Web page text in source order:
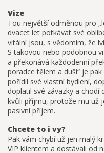
Vize
Tou největší odměnou pro
dvacet let potkávat své
vitální jsou, s vědomím, že
S takovou nebo podobnou
a překonává každodenní
poradce tělem a duší“ je
pořídil své vlastní bydlení,
doplatil své závazky a
kvůli příjmu, protože mu už
pasivní příjem.
Chcete to i vy?
Pak vám chybí už jen malý
VIP klientem a dostávali od